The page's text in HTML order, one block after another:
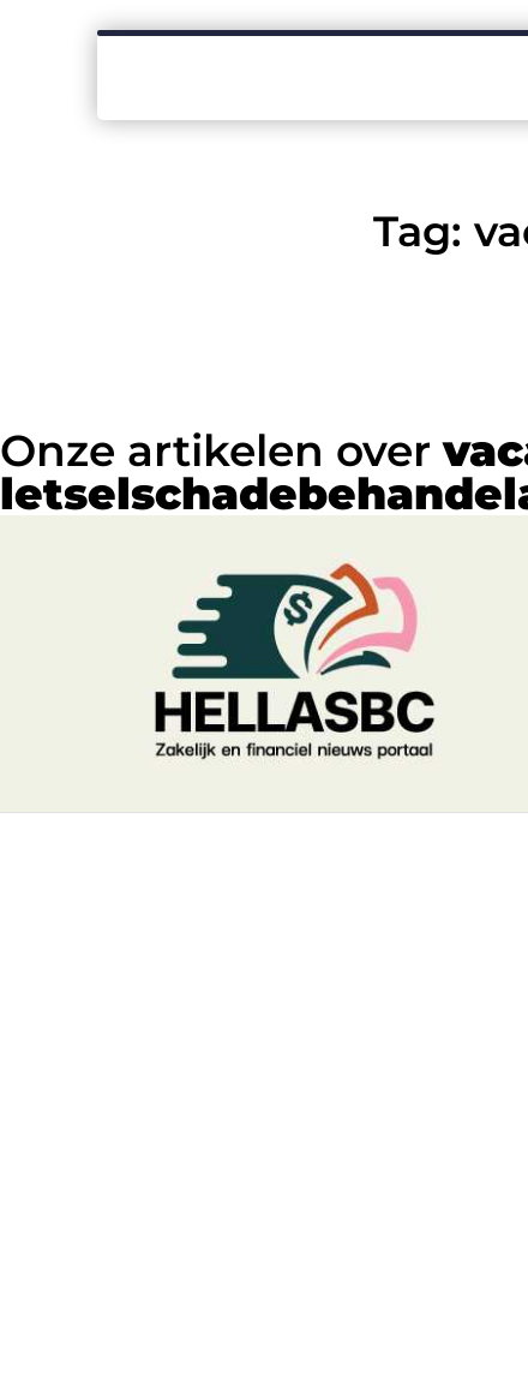
Tag:
Onze artikelen over